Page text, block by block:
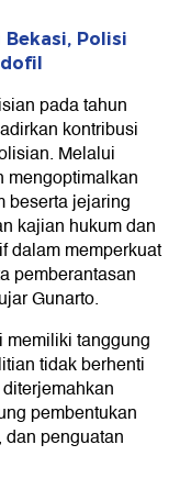
Bekasi, Polisi
pada tahun
kontribusi
Melalui
mengoptimalkan
beserta jejaring
kajian hukum dan
dalam memperkuat
pemberantasan
Gunarto.
memiliki tanggung
tidak berhenti
pembentukan
penguatan